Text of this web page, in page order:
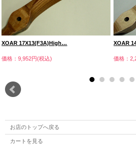
XOAR 17X13(F3A)High…
価格：9,952円(税込)
XOAR
価格：
お店のトップへ戻る
カートを見る